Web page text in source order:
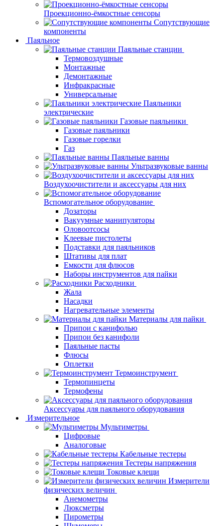
Проекционно-ёмкостные сенсоры
Сопутствующие
компоненты
Паяльное
Паяльные станции
Термовоздушные
Монтажные
Демонтажные
Инфракрасные
Универсальные
Паяльники
электрические
Газовые паяльники
Газовые паяльники
Газовые горелки
Газ
Паяльные ванны
Ультразвуковые ванны
Воздухоочистители и аксессуары для них
Вспомогательное оборудование
Дозаторы
Вакуумные манипуляторы
Оловоотсосы
Клеевые пистолеты
Подставки для паяльников
Штативы для плат
Емкости для флюсов
Наборы инструментов для пайки
Расходники
Жала
Насадки
Нагревательные элементы
Материалы для пайки
Припои с канифолью
Припои без канифоли
Паяльные пасты
Флюсы
Оплетки
Термоинструмент
Термопинцеты
Термофены
Аксессуары для паяльного оборудования
Измерительное
Мультиметры
Цифровые
Аналоговые
Кабельные тестеры
Тестеры напряжения
Токовые клещи
Измерители
физических величин
Анемометры
Люксметры
Пирометры